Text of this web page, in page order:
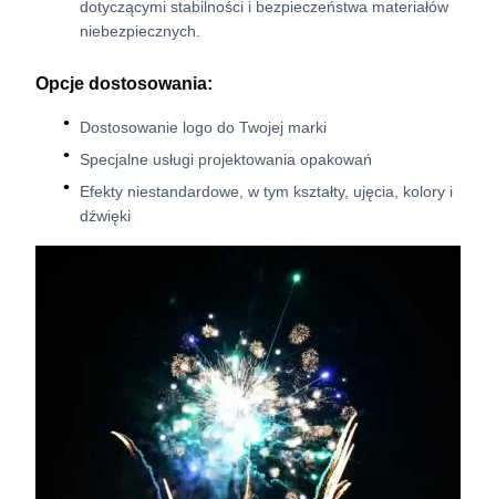
dotyczącymi stabilności i bezpieczeństwa materiałów
niebezpiecznych.
Opcje dostosowania:
Dostosowanie logo do Twojej marki
Specjalne usługi projektowania opakowań
Efekty niestandardowe, w tym kształty, ujęcia, kolory i
dźwięki